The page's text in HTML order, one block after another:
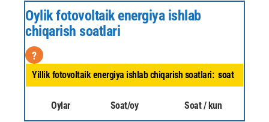
Oylik fotovoltaik energiya ishlab
chiqarish soatlari
?
Yillik fotovoltaik energiya ishlab chiqarish soatlari: soat
Oylar Soat/oy Soat / kun